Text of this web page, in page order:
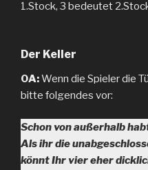
1.Stock, 3 bedeutet
Der Keller
0A:Wenn die Spieler die
bitte folgendes vor:
Schon von außerhalb
Als ihr die
könnt Ihr vier eher